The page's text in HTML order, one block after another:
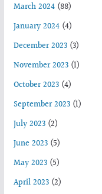
March 2024(88)
January 2024(4)
December 2023(3)
November 2023(1)
October 2023(4)
September 2023(1)
July 2023(2)
June 2023(5)
May 2023(5)
April 2023(2)